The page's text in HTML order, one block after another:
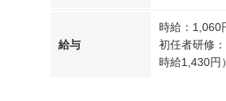
給与
時給：1,060
初任者研修
時給1,430円